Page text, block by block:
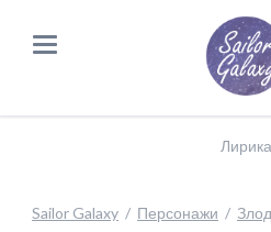
Лирика
Sailor Galaxy Персонажи